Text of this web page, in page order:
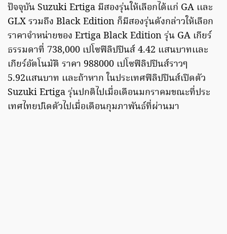
ปัจจุบัน Suzuki Ertiga มีสองรุ่นให้เลือกได้แก่ GA เเละ
GLX รวมถึง Black Edition ก็มีสองรุ่นดังกล่าวให้เลือก
ราคาจำหน่ายของ Ertiga Black Edition รุ่น GA เกียร์
ธรรมดาที่ 738,000 เปโซฟิลิปปินส์ 4.42 แสนบาทเเละ
เกียร์อัตโนมัติ ราคา 988000 เปโซฟิลิปปินส์ราวๆ
5.92แสนบาท เเละถ้าหาก ในประเทศฟิลิปปินส์เปิดตัว
Suzuki Ertiga รุ่นปกติไปเมื่อเดือนมกราคมขณะที่ประ
เทศไทยปเิดตัวไปเมื่อเดือนกุมภาพันธ์ที่ผ่านมา